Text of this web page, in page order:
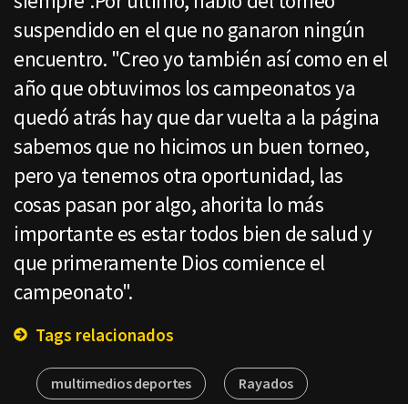
suspendido en el que no ganaron ningún
encuentro. "Creo yo también así como en el
año que obtuvimos los campeonatos ya
quedó atrás hay que dar vuelta a la página
sabemos que no hicimos un buen torneo,
pero ya tenemos otra oportunidad, las
cosas pasan por algo, ahorita lo más
importante es estar todos bien de salud y
que primeramente Dios comience el
campeonato".
Tags relacionados
multimedios deportes Rayados